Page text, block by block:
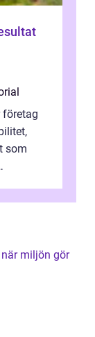
företag
som